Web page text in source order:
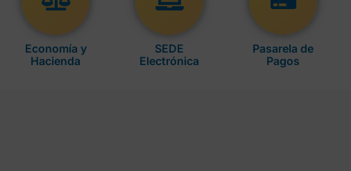
Economía y
Hacienda
SEDE
Electrónica
Pasarela de
Pagos